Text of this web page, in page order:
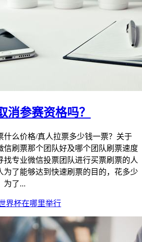
消参赛资格吗？
什么价格/真人拉票多少钱一票？关于
信刷票那个团队好及哪个团队刷票速度
找专业微信投票团队进行买票刷票的人
为了能够达到快速刷票的目的，花多少
为了...
界杯在哪里举行